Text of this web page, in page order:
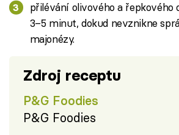
přilévání olivového a řepkového
3–5 minut, dokud nevznikne
majonézy.
Zdroj receptu
P&G Foodies
P&G Foodies